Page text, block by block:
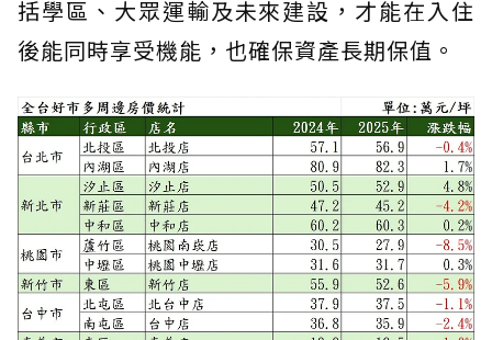
括學區、大眾運輸及未來建設，才能在入住
後能同時享受機能，也確保資產長期保值。